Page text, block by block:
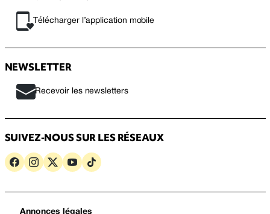
Télécharger l’application mobile
NEWSLETTER
Recevoir les newsletters
SUIVEZ-NOUS SUR LES RÉSEAUX
Annonces légales